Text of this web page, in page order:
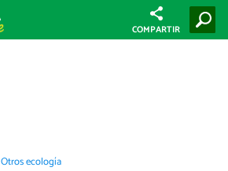
COMPARTIR
Otros ecología